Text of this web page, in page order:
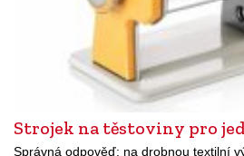
Strojek na těstoviny pro
Správná odpověď: na drobnou textilní